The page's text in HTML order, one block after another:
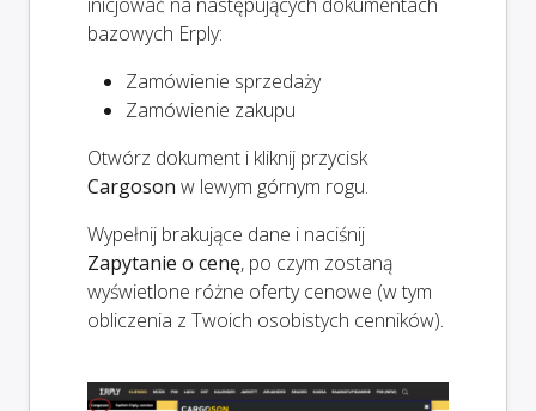
bazowych Erply:
Zamówienie sprzedaży
Zamówienie zakupu
Otwórz dokument i kliknij przycisk
Cargoson w lewym górnym rogu.
Wypełnij brakujące dane i naciśnij
Zapytanie o cenę, po czym zostaną
wyświetlone różne oferty cenowe (w tym
obliczenia z Twoich osobistych cenników).